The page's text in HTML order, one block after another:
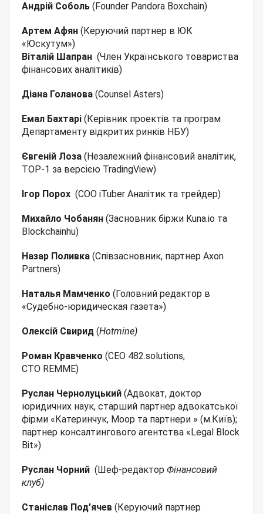
Андрій Соболь(Founder Pandora Boxchain)
Артем Афян (Керуючий партнер в ЮК
«Юскутум»)
Віталій Шапран (Член Українського товариства
фінансових аналітиків)
Діана Голанова (Counsel Asters)
Емал Бахтарі (Керівник проектів та програм
Департаменту відкритих ринків НБУ)
Євгеній Лоза (Незалежний фінансовий аналітик,
TOP-1 за версією TradingView)
Ігор Порох (COO iTuber Аналітик та трейдер)
Михайло Чобанян (Засновник біржи Kuna.io та
Blockchainhu)
Назар Поливка (Співзасновник, партнер Axon
Partners)
Наталья Мамченко (Головний редактор в
«Судебно-юридическая газета»)
Олексій Свирид(Hotmine)
Роман Кравченко (CEO 482.solutions,
CTO REMME)
Руслан Чернолуцький (Адвокат, доктор
юридичних наук, старший партнер адвокатської
фірми «Катеринчук, Моор та партнери » (м.Київ);
партнер консалтингового агентства «Legal Block
Bit»)
Руслан Чорний (Шеф-редактор Фінансовий
клуб)
Станіслав Под’ячев (Керуючий партнер